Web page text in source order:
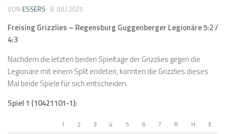
VON ESSERS · 8. JULI 2025
Freising Grizzlies – Regensburg Guggenberger Legionäre 5:2 /
4:3
Nachdem die letzten beiden Spieltage der Grizzlies gegen die
Legionäre mit einem Split endeten, konnten die Grizzlies dieses
Mal beide Spiele für sich entscheiden.
Spiel 1 (10421101-1):
1 2 3 4 5 6 7 R H
E